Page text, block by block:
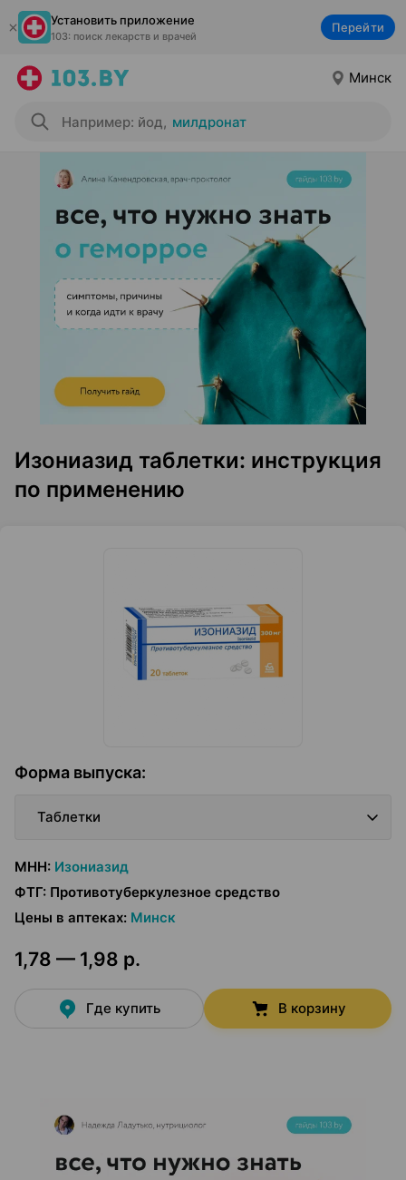
Установить приложение
103: поиск лекарств и врачей
Перейти
Минск
Например: йод, милдронат
Изониазид таблетки: инструкция
по применению
Форма выпуска:
Таблетки
МНН: Изониазид
ФТГ: Противотуберкулезное средство
Цены в аптеках: Минск
1,78 — 1,98 р.
Где купить В корзину